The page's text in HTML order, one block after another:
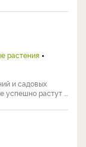
растения
и садовых
растут ...